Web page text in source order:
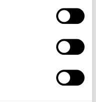
Kopen